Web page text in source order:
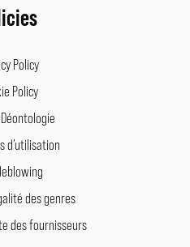
Policy
Policy
d’utilisation
des genres
des fournisseurs